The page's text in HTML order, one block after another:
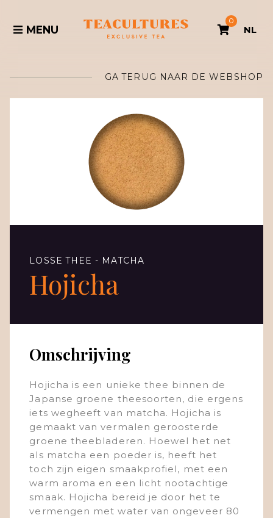
MENU
0
NL
GA TERUG NAAR DE WEBSHOP
LOSSE THEE - MATCHA
Hojicha
Omschrijving
Hojicha is een unieke thee binnen de
Japanse groene theesoorten, die ergens
iets wegheeft van matcha. Hojicha is
gemaakt van vermalen geroosterde
groene theebladeren. Hoewel het net
als matcha een poeder is, heeft het
toch zijn eigen smaakprofiel, met een
warm aroma en een licht nootachtige
smaak. Hojicha bereid je door het te
vermengen met water van ongeveer 80